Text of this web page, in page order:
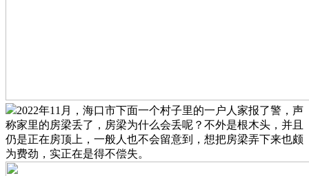
2022年11月，海口市下面一个村子里的一户人家报了警，声
称家里的房梁丢了，房梁为什么会丢呢？不外是根木头，并且
仍是正在房顶上，一般人也不会留意到，想把房梁弄下来也颇
为费劲，实正在是得不偿失。